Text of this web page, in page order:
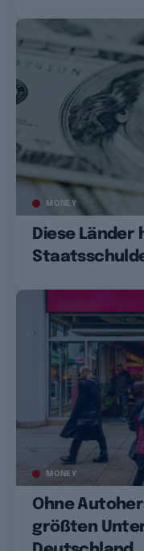
MONEY
Diese Länder
MONEY
Ohne
größten